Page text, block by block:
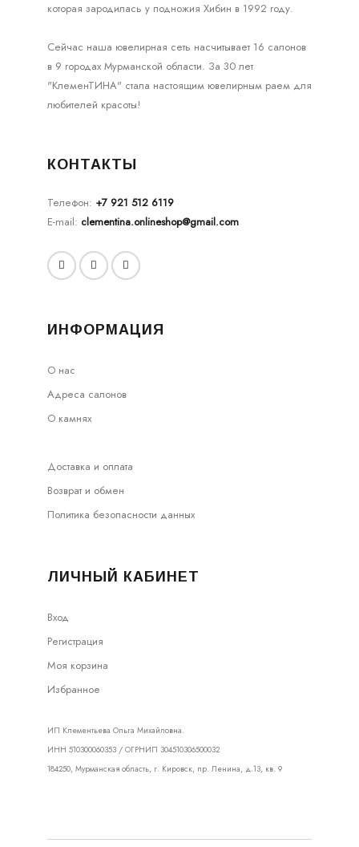
которая зародилась у подножия Хибин в 1992 году.
Сейчас наша ювелирная сеть насчитывает 16 салонов
в 9 городах Мурманской области. За 30 лет
"КлеменТИНА" стала настоящим ювелирным раем для
любителей красоты!
КОНТАКТЫ
Телефон: +7 921 512 6119
E-mail: clementina.onlineshop@gmail.com
ИНФОРМАЦИЯ
О нас
Адреса салонов
О камнях
Доставка и оплата
Возврат и обмен
Политика безопасности данных
ЛИЧНЫЙ КАБИНЕТ
Вход
Регистрация
Моя корзина
Избранное
ИП Клементьева Ольга Михайловна.
ИНН 510300060353 / ОГРНИП 304510306500032
184250, Мурманская область, г. Кировск, пр. Ленина, д.13, кв. 9